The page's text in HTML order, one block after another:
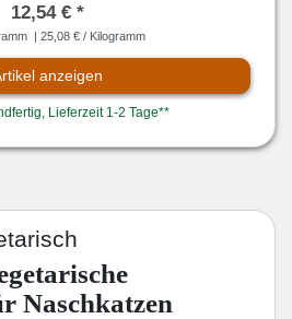
12,54 € *
| 25,08 € / Kilogramm
anzeigen
Lieferzeit 1-2 Tage**
Naschkatzen